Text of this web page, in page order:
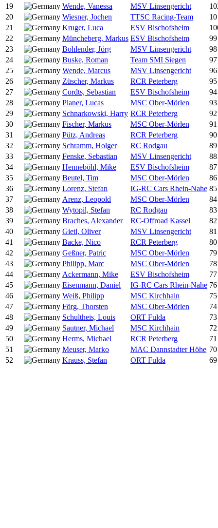
19
Wende, Vanessa MSV Linsengericht
20
Wiesner, Jochen TTSC Racing-Team
21
Kruger, Luca ESV Bischofsheim
22
Müncheberg, Markus ESV Bischofsheim
99
23
Bohlender, Jörg MSV Linsengericht
98
24
Buske, Roman Team SMI Siegen
97
25
Wende, Marcus MSV Linsengericht
96
26
Züscher, Markus RCR Peterberg
95
27
Cordts, Sebastian ESV Bischofsheim
94
28
Planer, Lucas MSC Ober-Mörlen
93
29
Schnarkowski, Harry RCR Peterberg
92
30
Fischer, Markus MSC Ober-Mörlen
91
31
Pütz, Andreas RCR Peterberg
90
32
Schramm, Holger RC Rodgau
89
33
Fenske, Sebastian MSV Linsengericht
88
34
Henneböhl, Mike ESV Bischofsheim
87
35
Beutel, Tim MSC Ober-Mörlen
86
36
Lorenz, Stefan IG-RC Cars Rhein-Nahe 85
37
Arenz, Leopold MSC Ober-Mörlen
84
38
Wytopil, Stefan RC Rodgau
83
39
Braches, Alexander RC-Offroad Kassel
82
40
Gietl, Oliver MSV Linsengericht
81
41
Backe, Nico RCR Peterberg
80
42
Geßner, Patric MSC Ober-Mörlen
79
43
Philipp, Marc MSC Ober-Mörlen
78
44
Ackermann, Mike ESV Bischofsheim
77
45
Eisenmann, Daniel IG-RC Cars Rhein-Nahe 76
46
Weiß, Philipp MSC Kirchhain
75
47
Förg, Thorsten MSC Ober-Mörlen
74
48
Schultheis, Louis ORT Fulda
73
49
Sautner, Michael MSC Kirchhain
72
50
Herms, Michael RCR Peterberg
71
51
Meuser, Marko MAC Dannstadter Höhe 70
52
Krauss, Stefan ORT Fulda 69